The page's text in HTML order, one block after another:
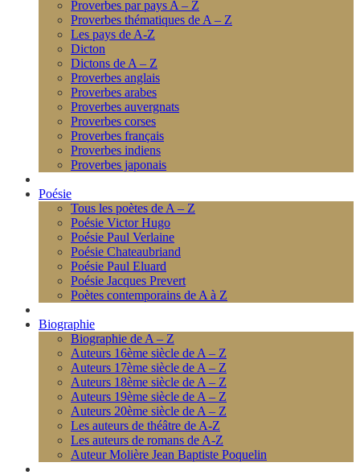
Proverbes par pays A – Z
Proverbes thématiques de A – Z
Les pays de A-Z
Dicton
Dictons de A – Z
Proverbes anglais
Proverbes arabes
Proverbes auvergnats
Proverbes corses
Proverbes français
Proverbes indiens
Proverbes japonais
Poésie
Tous les poètes de A – Z
Poésie Victor Hugo
Poésie Paul Verlaine
Poésie Chateaubriand
Poésie Paul Eluard
Poésie Jacques Prevert
Poètes contemporains de A à Z
Biographie
Biographie de A – Z
Auteurs 16ème siècle de A – Z
Auteurs 17ème siècle de A – Z
Auteurs 18ème siècle de A – Z
Auteurs 19ème siècle de A – Z
Auteurs 20ème siècle de A – Z
Les auteurs de théâtre de A-Z
Les auteurs de romans de A-Z
Auteur Molière Jean Baptiste Poquelin